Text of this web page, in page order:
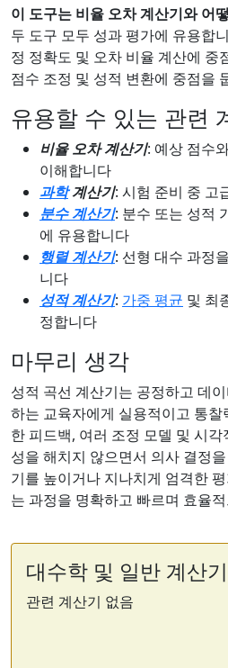
이 도구는 비율 오차 계산기와 어
두 도구 모두 성과 평가에 유용합
정 정확도 및 오차 비율 계산에 중
점수 조정 및 성적 변환에 중점을
유용할 수 있는 관련
비율 오차 계산기: 예상 점수
이해합니다
과학계산기: 시험 준비 중 고
분수 계산기: 분수 또는 성적
에 유용합니다
행렬 계산기: 선형 대수 과정
니다
성적 계산기: 가중 평균 및 최
정합니다
마무리 생각
성적 곡선 계산기는 공정하고 데
하는 교육자에게 실용적이고 통
한 피드백, 여러 조정 모델 및 시
성을 해치지 않으면서 의사 결정
기를 높이거나 지나치게 엄격한
는 과정을 명확하고 빠르며 효율
대수학 및 일반 계산기
관련 계산기 없음